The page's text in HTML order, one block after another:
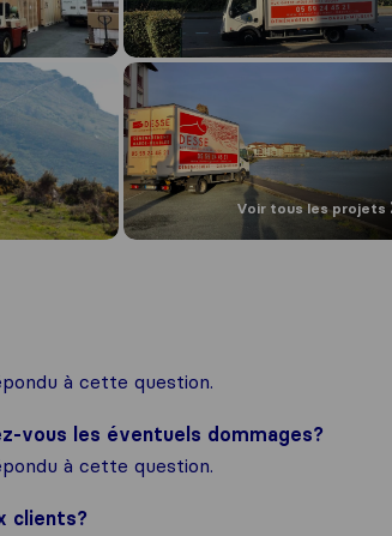
Voir tous les projets
à cette question.
vous les éventuels dommages?
à cette question.
clients?